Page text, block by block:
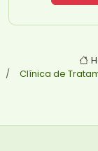
Clínica de